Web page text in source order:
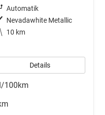
Getriebe Automatik
Nevadawhite Metallic
Kilometerstand
10 km
Details
100km